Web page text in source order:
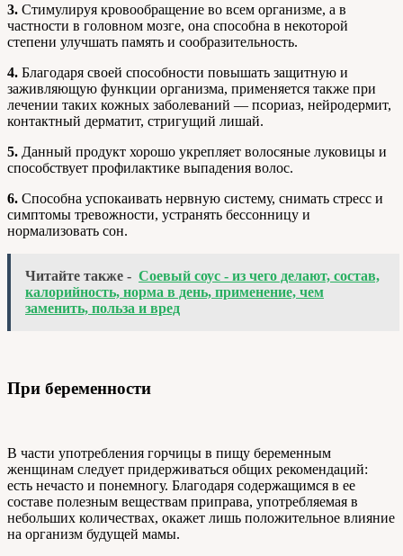
3. Стимулируя кровообращение во всем организме, а в
частности в головном мозге, она способна в некоторой
степени улучшать память и сообразительность.
4. Благодаря своей способности повышать защитную и
заживляющую функции организма, применяется также при
лечении таких кожных заболеваний — псориаз, нейродермит,
контактный дерматит, стригущий лишай.
5. Данный продукт хорошо укрепляет волосяные луковицы и
способствует профилактике выпадения волос.
6. Способна успокаивать нервную систему, снимать стресс и
симптомы тревожности, устранять бессонницу и
нормализовать сон.
Читайте также - Соевый соус - из чего делают, состав,
калорийность, норма в день, применение, чем
заменить, польза и вред
При беременности
В части употребления горчицы в пищу беременным
женщинам следует придерживаться общих рекомендаций:
есть нечасто и понемногу. Благодаря содержащимся в ее
составе полезным веществам приправа, употребляемая в
небольших количествах, окажет лишь положительное влияние
на организм будущей мамы.